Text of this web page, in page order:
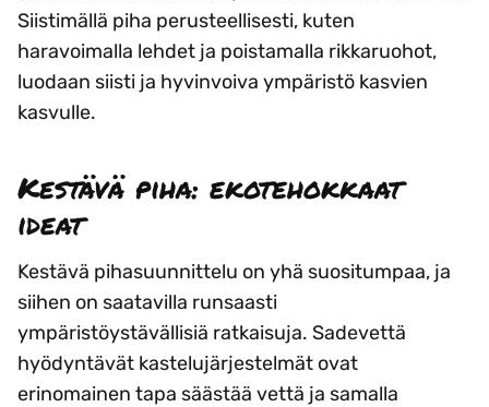
Siistimällä piha perusteellisesti, kuten
haravoimalla lehdet ja poistamalla rikkaruohot,
luodaan siisti ja hyvinvoiva ympäristö kasvien
kasvulle.
Kestävä piha: ekotehokkaat
ideat
Kestävä pihasuunnittelu on yhä suositumpaa, ja
siihen on saatavilla runsaasti
ympäristöystävällisiä ratkaisuja. Sadevettä
hyödyntävät kastelujärjestelmät ovat
erinomainen tapa säästää vettä ja samalla